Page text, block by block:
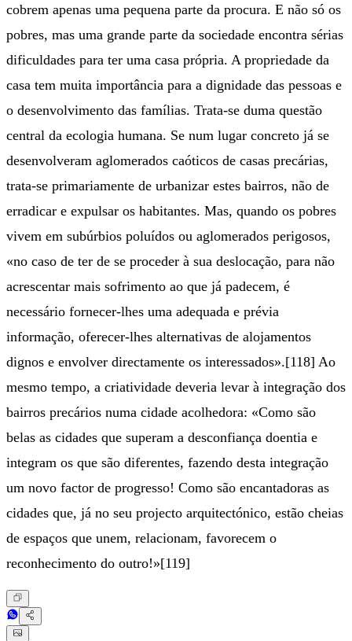
cobrem apenas uma pequena parte da procura. E não só os
pobres, mas uma grande parte da sociedade encontra sérias
dificuldades para ter uma casa própria. A propriedade da
casa tem muita importância para a dignidade das pessoas e
o desenvolvimento das famílias. Trata-se duma questão
central da ecologia humana. Se num lugar concreto já se
desenvolveram aglomerados caóticos de casas precárias,
trata-se primariamente de urbanizar estes bairros, não de
erradicar e expulsar os habitantes. Mas, quando os pobres
vivem em subúrbios poluídos ou aglomerados perigosos,
«no caso de ter de se proceder à sua deslocação, para não
acrescentar mais sofrimento ao que já padecem, é
necessário fornecer-lhes uma adequada e prévia
informação, oferecer-lhes alternativas de alojamentos
dignos e envolver directamente os interessados».[118] Ao
mesmo tempo, a criatividade deveria levar à integração dos
bairros precários numa cidade acolhedora: «Como são
belas as cidades que superam a desconfiança doentia e
integram os que são diferentes, fazendo desta integração
um novo factor de progresso! Como são encantadoras as
cidades que, já no seu projecto arquitectónico, estão cheias
de espaços que unem, relacionam, favorecem o
reconhecimento do outro!»[119]